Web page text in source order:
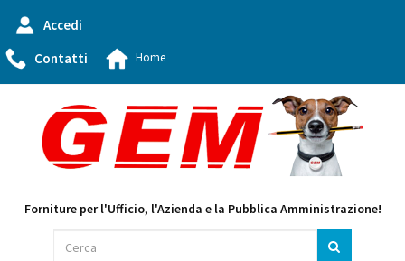
Accedi
Contatti
Home
Forniture per l'Ufficio, l'Azienda e la Pubblica Amministrazione!